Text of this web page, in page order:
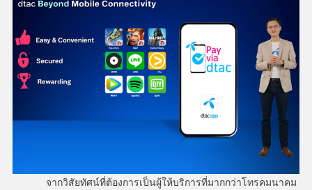
จากวิสัยทัศน์ที่ต้องการเป็นผู้ให้บริการที่มากกว่าโทรคมนาคม